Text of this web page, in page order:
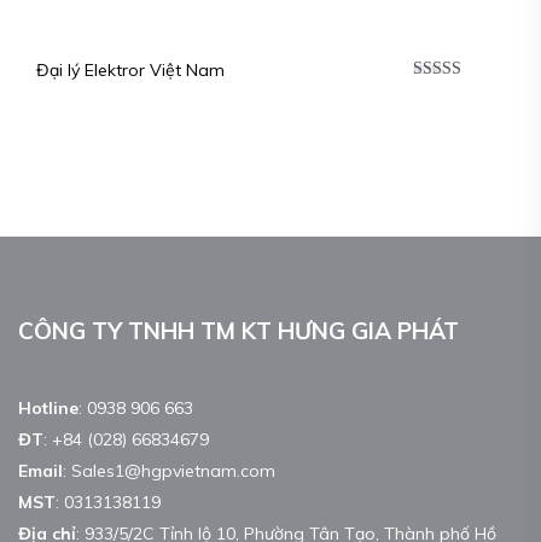
Đại lý Elektror Việt Nam
CÔNG TY TNHH TM KT HƯNG GIA PHÁT
Hotline: 0938 906 663
ĐT: +84 (028) 66834679
Email: Sales1@hgpvietnam.com
MST: 0313138119
Địa chỉ: 933/5/2C Tỉnh lộ 10, Phường Tân Tạo, Thành phố Hồ